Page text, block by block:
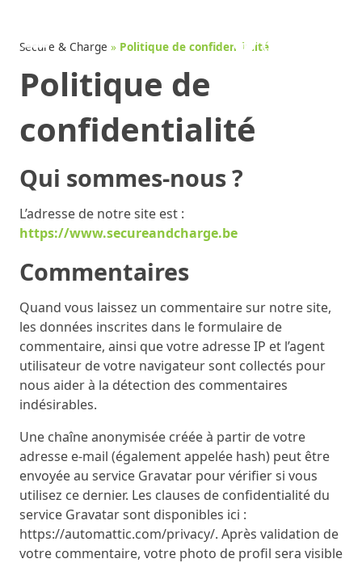
contenu
Secure & Charge » Politique de confidentialité
Politique de
confidentialité
Qui sommes-nous ?
L’adresse de notre site est :
https://www.secureandcharge.be
Commentaires
Quand vous laissez un commentaire sur notre site,
les données inscrites dans le formulaire de
commentaire, ainsi que votre adresse IP et l’agent
utilisateur de votre navigateur sont collectés pour
nous aider à la détection des commentaires
indésirables.
Une chaîne anonymisée créée à partir de votre
adresse e-mail (également appelée hash) peut être
envoyée au service Gravatar pour vérifier si vous
utilisez ce dernier. Les clauses de confidentialité du
service Gravatar sont disponibles ici :
https://automattic.com/privacy/. Après validation de
votre commentaire, votre photo de profil sera visible